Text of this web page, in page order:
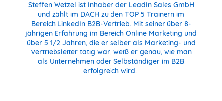
Steffen Wetzel ist Inhaber der LeadIn Sales GmbH
und zählt im DACH zu den TOP 5 Trainern im
Bereich LinkedIn B2B-Vertrieb. Mit seiner über 8-
jährigen Erfahrung im Bereich Online Marketing und
über 5 1/2 Jahren, die er selber als Marketing- und
Vertriebsleiter tätig war, weiß er genau, wie man
als Unternehmen oder Selbständiger im B2B
erfolgreich wird.